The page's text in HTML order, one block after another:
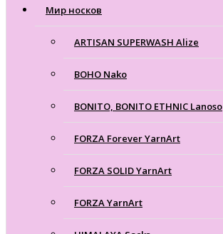
Мир носков
ARTISAN SUPERWASH Alize
BOHO Nako
BONITO, BONITO ETHNIC Lanoso
FORZA Forever YarnArt
FORZA SOLID YarnArt
FORZA YarnArt